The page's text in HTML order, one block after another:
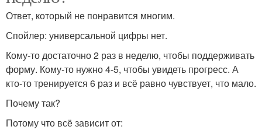
Ответ, который не понравится многим.
Спойлер: универсальной цифры нет.
Кому-то достаточно 2 раз в неделю, чтобы поддерживать
форму. Кому-то нужно 4-5, чтобы увидеть прогресс. А
кто-то тренируется 6 раз и всё равно чувствует, что мало.
Почему так?
Потому что всё зависит от: